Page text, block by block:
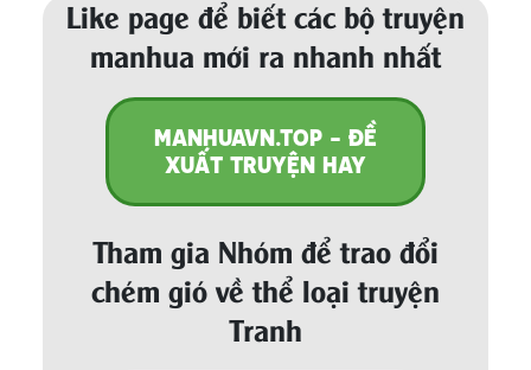
Like page để biết các bộ truyện
manhua mới ra nhanh nhất
MANHUAVN.TOP - ĐỀ
XUẤT TRUYỆN HAY
Tham gia Nhóm để trao đổi
chém gió về thể loại truyện
Tranh